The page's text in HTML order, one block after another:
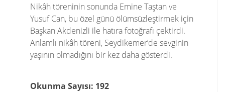
Nikâh töreninin sonunda Emine Taştan ve
Yusuf Can, bu özel günü ölümsüzleştirmek için
Başkan Akdenizli ile hatıra fotoğrafı çektirdi.
Anlamlı nikâh töreni, Seydikemer’de sevginin
yaşının olmadığını bir kez daha gösterdi.
Okunma Sayısı: 192